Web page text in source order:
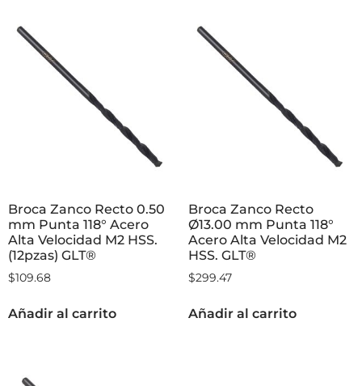
Broca Zanco Recto 0.50
mm Punta 118° Acero
Alta Velocidad M2 HSS.
(12pzas) GLT®
$109.68
Añadir al carrito
Broca Zanco Recto
Ø13.00 mm Punta 118°
Acero Alta Velocidad M2
HSS. GLT®
$299.47
Añadir al carrito